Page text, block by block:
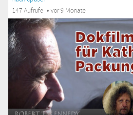
147 Aufrufe
vor 9 Monate